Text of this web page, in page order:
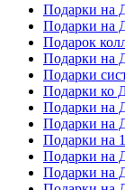
Подарки на
Подарки на
Подарок
Подарки на
Подарки
Подарки ко
Подарки на
Подарки на
Подарки на
Подарки на
Подарки на